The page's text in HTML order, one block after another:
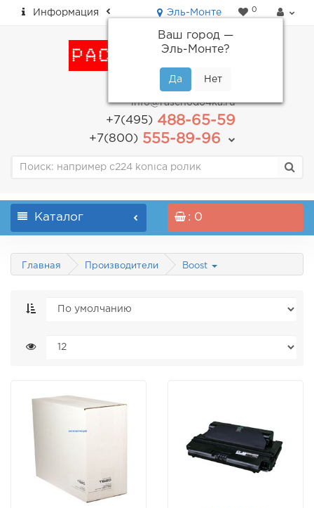
Информация Эль-Монте
Ваш город —
Эль-Монте?
0
пн-пт: с 9.00 до 18.00
info@raschodo4ka.ru
+7(495)488-65-59
+7(800)555-89-96
Каталог : 0
Главная Производители Boost